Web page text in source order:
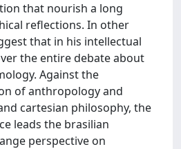
that nourish a long
reflections. In other
that in his intellectual
the entire debate about
Against the
of anthropology and
cartesian philosophy, the
leads the brasilian
perspective on